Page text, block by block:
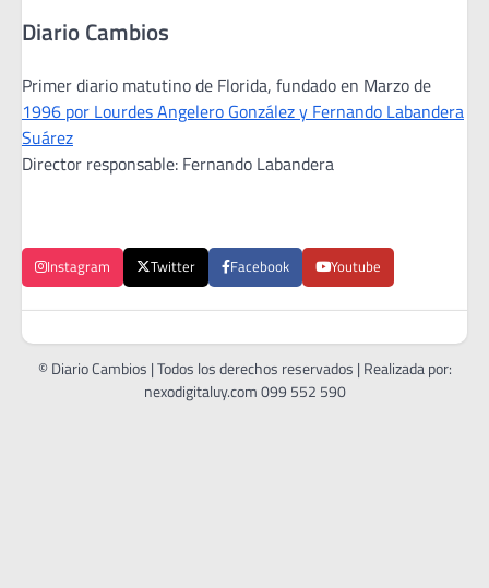
Diario Cambios
Primer diario matutino de Florida, fundado en Marzo de
1996 por Lourdes Angelero González y Fernando Labandera
Suárez
Director responsable: Fernando Labandera
Instagram Twitter Facebook Youtube